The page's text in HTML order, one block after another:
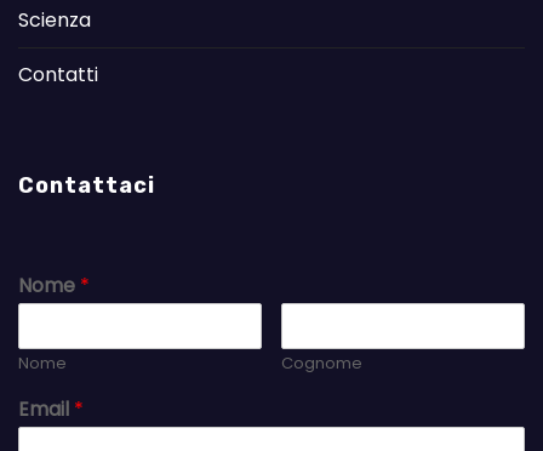
Scienza
Contatti
Contattaci
Nome *
Nome Cognome
Email *